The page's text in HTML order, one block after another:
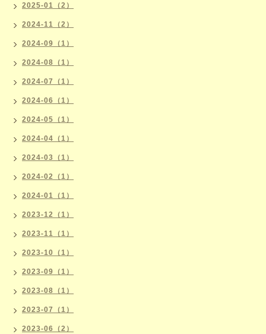
2025-01（2）
2024-11（2）
2024-09（1）
2024-08（1）
2024-07（1）
2024-06（1）
2024-05（1）
2024-04（1）
2024-03（1）
2024-02（1）
2024-01（1）
2023-12（1）
2023-11（1）
2023-10（1）
2023-09（1）
2023-08（1）
2023-07（1）
2023-06（2）